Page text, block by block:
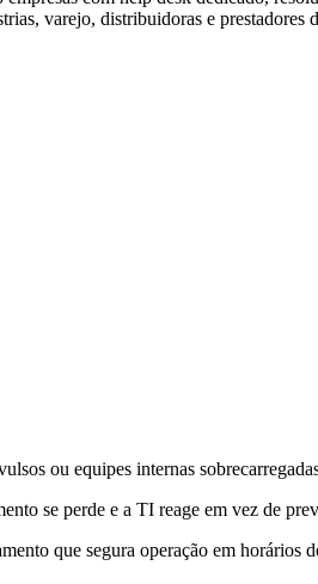
varejo, distribuidoras e
ou equipes internas
se perde e a TI reage em vez de
que segura operação em